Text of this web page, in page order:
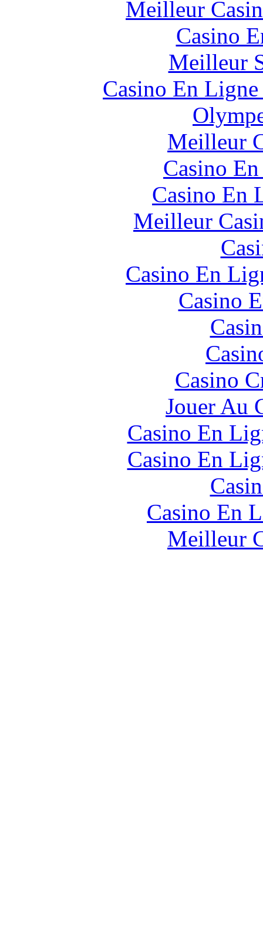
Meilleur
Casino
Meilleur
Casino En
Meilleur
Casino
Casino En
Meilleur
Casino En
Casino
Casino
Jouer Au
Casino En
Casino En
Casino En
Meilleur